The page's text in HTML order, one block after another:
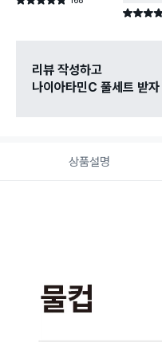
건 작성
별점 4.9점
리뷰 작성하고
나이아타민C 풀세트 받자
상품설명